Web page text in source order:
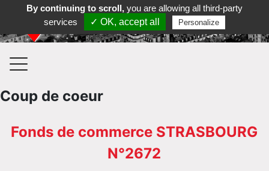
Contactez-nous au 03 88 35 35 36
Coup de coeur
Fonds de commerce STRASBOURG
N°2672
By continuing to scroll,you are allowing all third-party
services
✓ OK, accept all Personalize